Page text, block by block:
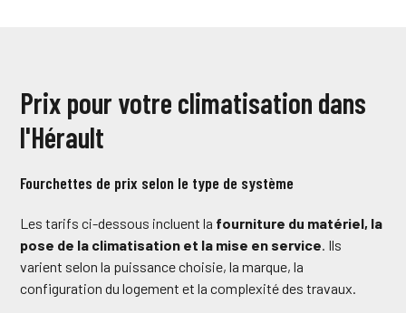
Prix pour votre climatisation dans
l'Hérault
Fourchettes de prix selon le type de système
Les tarifs ci-dessous incluent la fourniture du matériel, la
pose de la climatisation et la mise en service. Ils
varient selon la puissance choisie, la marque, la
configuration du logement et la complexité des travaux.